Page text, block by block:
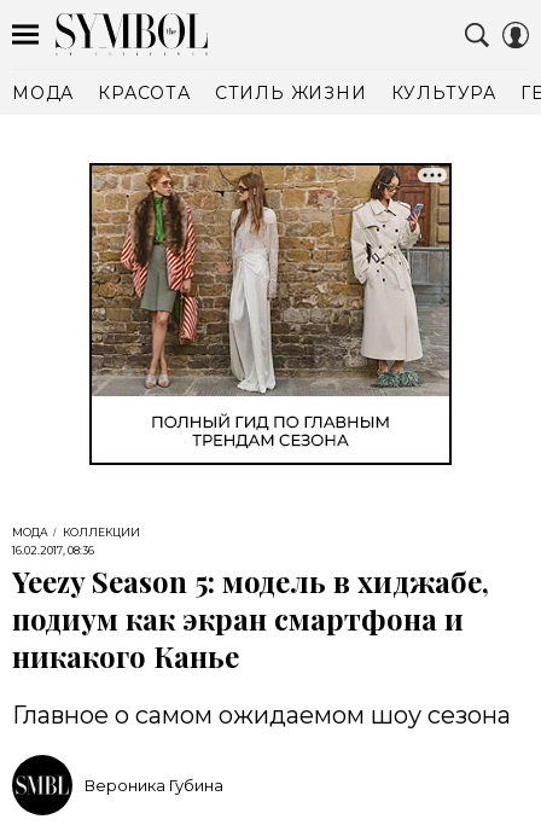
МОДА КРАСОТА СТИЛЬ ЖИЗНИ КУЛЬТУРА
МОДА
КОЛЛЕКЦИИ
16.02.2017, 08:36
Yeezy Season 5: модель в хиджабе,
подиум как экран смартфона и
никакого Канье
Главное о самом ожидаемом шоу сезона
Вероника Губина